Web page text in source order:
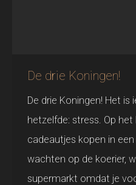
De drie Koningen!
De drie Koningen! Het is
hetzelfde: stress. Op
cadeautjes kopen in
wachten op de koerier,
supermarkt omdat je